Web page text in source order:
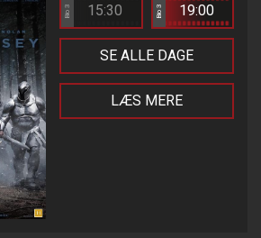
Bio 3 15:30 Bio 3 19:00
SE ALLE DAGE
LÆS MERE